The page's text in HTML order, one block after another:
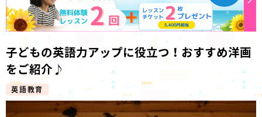
子どもの英語力アップに役立つ！おすすめ洋画
をご紹介♪
英語教育